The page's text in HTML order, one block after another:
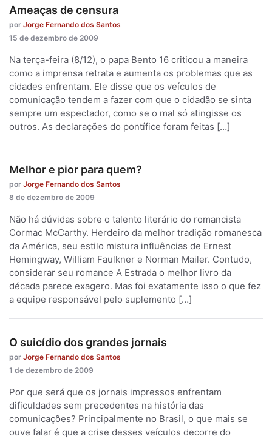
Ameaças de censura
por Jorge Fernando dos Santos
15 de dezembro de 2009
Na terça-feira (8/12), o papa Bento 16 criticou a maneira
como a imprensa retrata e aumenta os problemas que as
cidades enfrentam. Ele disse que os veículos de
comunicação tendem a fazer com que o cidadão se sinta
sempre um espectador, como se o mal só atingisse os
outros. As declarações do pontífice foram feitas […]
Melhor e pior para quem?
por Jorge Fernando dos Santos
8 de dezembro de 2009
Não há dúvidas sobre o talento literário do romancista
Cormac McCarthy. Herdeiro da melhor tradição romanesca
da América, seu estilo mistura influências de Ernest
Hemingway, William Faulkner e Norman Mailer. Contudo,
considerar seu romance A Estrada o melhor livro da
década parece exagero. Mas foi exatamente isso o que fez
a equipe responsável pelo suplemento […]
O suicídio dos grandes jornais
por Jorge Fernando dos Santos
1 de dezembro de 2009
Por que será que os jornais impressos enfrentam
dificuldades sem precedentes na história das
comunicações? Principalmente no Brasil, o que mais se
ouve falar é que a crise desses veículos decorre do